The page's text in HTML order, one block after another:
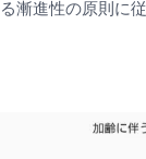
漸進性の原則に